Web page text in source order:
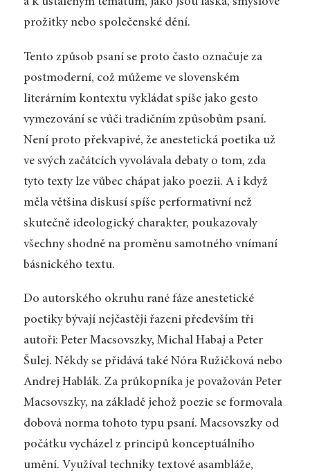
prožitky nebo společenské dění.
Tento způsob psaní se proto často označuje za
postmoderní, což můžeme ve slovenském
literárním kontextu vykládat spíše jako gesto
vymezování se vůči tradičním způsobům psaní.
Není proto překvapivé, že anestetická poetika už
ve svých začátcích vyvolávala debaty o tom, zda
tyto texty lze vůbec chápat jako poezii. A i když
měla většina diskusí spíše performativní než
skutečně ideologický charakter, poukazovaly
všechny shodně na proměnu samotného vnímaní
básnického textu.
Do autorského okruhu rané fáze anestetické
poetiky bývají nejčastěji řazeni především tři
autoři: Peter Macsovszky, Michal Habaj a Peter
Šulej. Někdy se přidává také Nóra Ružičková nebo
Andrej Hablák. Za průkopníka je považován Peter
Macsovszky, na základě jehož poezie se formovala
dobová norma tohoto typu psaní. Macsovszky od
počátku vycházel z principů konceptuálního
umění. Využíval techniky textové asambláže,